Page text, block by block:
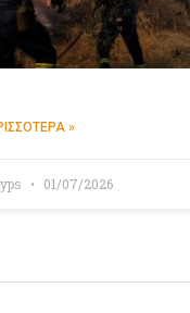
»
01/07/2026